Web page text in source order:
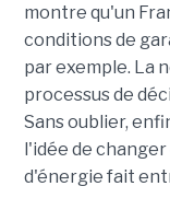
montre qu'un
conditions de
par exemple. La
processus de
Sans oublier,
l'idée de
d'énergie fait